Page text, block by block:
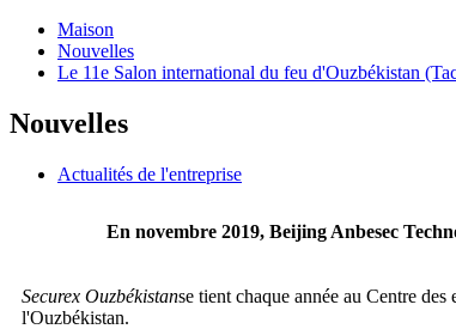
Maison
Nouvelles
Le 11e Salon international du feu d'Ouzbékistan
Nouvelles
Actualités de l'entreprise
En novembre 2019, Beijing Anbesec
Securex Ouzbékistanse tient chaque année au Centre
l'Ouzbékistan.